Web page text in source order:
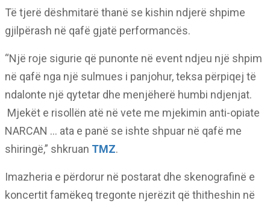
Të tjerë dëshmitarë thanë se kishin ndjerë shpime
gjilpërash në qafë gjatë performancës.
“Një roje sigurie që punonte në event ndjeu një shpim
në qafë nga një sulmues i panjohur, teksa përpiqej të
ndalonte një qytetar dhe menjëherë humbi ndjenjat.
Mjekët e risollën atë në vete me mjekimin anti-opiate
NARCAN … ata e panë se ishte shpuar në qafë me
shiringë,” shkruan TMZ.
Imazheria e përdorur në postarat dhe skenografinë e
koncertit famëkeq tregonte njerëzit që thitheshin në